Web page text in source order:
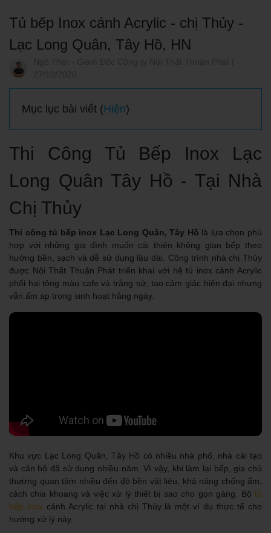
Tủ bếp Inox cánh Acrylic - chị Thủy -
Lạc Long Quân, Tây Hồ, HN
Mục lục bài viết (Hiện)
Thi Công Tủ Bếp Inox Lạc
Long Quân Tây Hồ - Tại Nhà
Chị Thủy
Thi công tủ bếp inox Lạc Long Quân, Tây Hồ là lựa chọn phù
hợp với những gia đình muốn cải thiện không gian bếp theo
hướng bền, sạch và dễ sử dụng lâu dài. Công trình nhà chị Thủy
được Nội Thất Thuận Phát triển khai với hệ tủ inox cánh Acrylic
phối hai tông màu cafe và trắng sứ, tạo cảm giác hiện đại nhưng
vẫn ấm áp trong sinh hoạt hằng ngày.
Khu vực Lạc Long Quân, Tây Hồ có nhiều nhà phố, nhà cải tạo
và căn hộ đã sử dụng nhiều năm. Vì vậy, khi làm lại bếp, gia chủ
thường quan tâm nhiều đến độ bền vật liệu, khả năng chống ẩm,
cách chia khoang và việc xử lý thiết bị sao cho gọn gàng. Bộ tủ
bếp inox cánh Acrylic tại nhà chị Thủy là một ví dụ thực tế cho
hướng xử lý này.